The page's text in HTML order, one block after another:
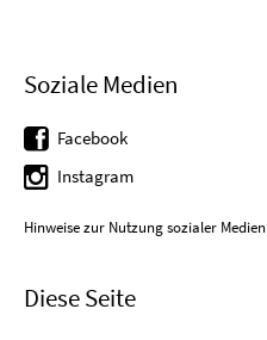
Soziale Medien
Facebook
Instagram
Hinweise zur Nutzung sozialer Medien
Diese Seite